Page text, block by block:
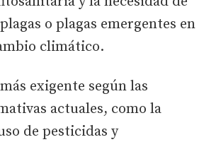
o plagas emergentes en
climático.
exigente según las
actuales, como la
de pesticidas y